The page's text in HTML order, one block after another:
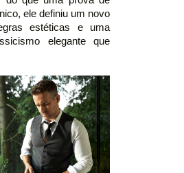
ele definiu um novo
estéticas e uma
elegante que